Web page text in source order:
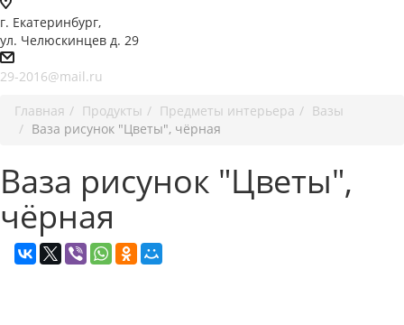
г. Екатеринбург,
ул. Челюскинцев д. 29
29-2016@mail.ru
Главная
Продукты Предметы интерьера
Вазы
Ваза рисунок "Цветы", чёрная
Ваза рисунок "Цветы",
чёрная